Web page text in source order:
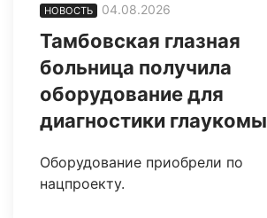
НОВОСТЬ 04.08.2026
Тамбовская глазная
больница получила
оборудование для
диагностики глаукомы
Оборудование приобрели по
нацпроекту.